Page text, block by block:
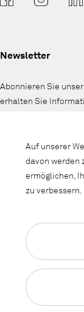
Newsletter
Abonnieren Sie
erhalten Sie
Language
Deutsch
Impressum
Auf unserer
davon werden
ermöglichen,
zu verbessern.